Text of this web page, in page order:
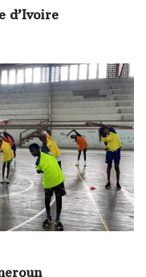
d’Ivoire